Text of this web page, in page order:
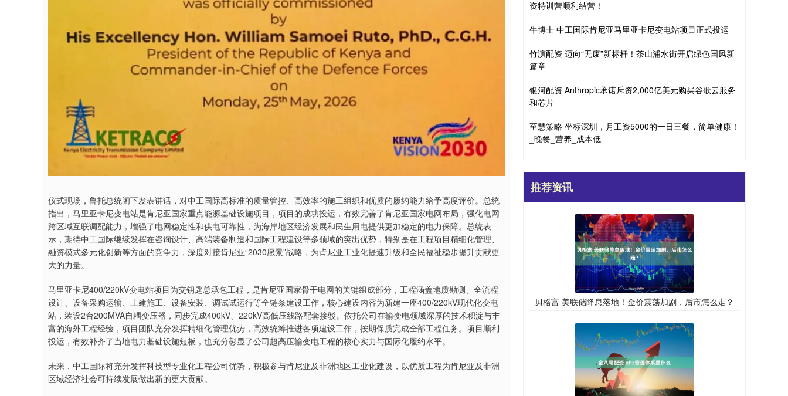
仪式现场，鲁托总统阁下发表讲话，对中工国际高标准的质量管控、高效率的施工组织和优质的履约能力给予高度评价。总统
指出，马里亚卡尼变电站是肯尼亚国家重点能源基础设施项目，项目的成功投运，有效完善了肯尼亚国家电网布局，强化电网
跨区域互联调配能力，增强了电网稳定性和供电可靠性，为海岸地区经济发展和民生用电提供更加稳定的电力保障。总统表
示，期待中工国际继续发挥在咨询设计、高端装备制造和国际工程建设等多领域的突出优势，特别是在工程项目精细化管理、
融资模式多元化创新等方面的竞争力，深度对接肯尼亚“2030愿景”战略，为肯尼亚工业化提速升级和全民福祉稳步提升贡献更
大的力量。
马里亚卡尼400/220kV变电站项目为交钥匙总承包工程，是肯尼亚国家骨干电网的关键组成部分，工程涵盖地质勘测、全流程
设计、设备采购运输、土建施工、设备安装、调试试运行等全链条建设工作，核心建设内容为新建一座400/220kV现代化变电
站，装设2台200MVA自耦变压器，同步完成400kV、220kV高低压线路配套接驳。依托公司在输变电领域深厚的技术积淀与丰
富的海外工程经验，项目团队充分发挥精细化管理优势，高效统筹推进各项建设工作，按期保质完成全部工程任务。项目顺利
投运，有效补齐了当地电力基础设施短板，也充分彰显了公司超高压输变电工程的核心实力与国际化履约水平。
未来，中工国际将充分发挥科技型专业化工程公司优势，积极参与肯尼亚及非洲地区工业化建设，以优质工程为肯尼亚及非洲
区域经济社会可持续发展做出新的更大贡献。
资特训营顺利结营！
牛博士 中工国际肯尼亚马里亚卡尼变电站项目正式投运
竹演配资 迈向“无废”新标杆！茶山浦水街开启绿色国风新
篇章
银河配资 Anthropic承诺斥资2,000亿美元购买谷歌云服务
和芯片
至慧策略 坐标深圳，月工资5000的一日三餐，简单健康！
_晚餐_营养_成本低
推荐资讯
贝格富 美联储降息落地！金价震荡加剧，后市怎么走？